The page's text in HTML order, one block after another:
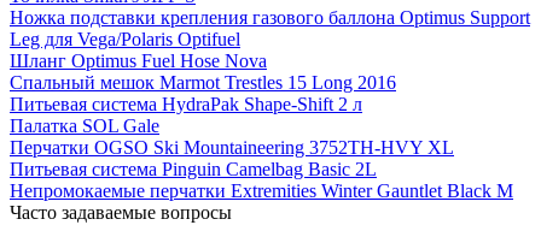
Ножка подставки крепления газового баллона Optimus Support
Leg для Vega/Polaris Optifuel
Шланг Optimus Fuel Hose Nova
Спальный мешок Marmot Trestles 15 Long 2016
Питьевая система HydraPak Shape-Shift 2 л
Палатка SOL Gale
Перчатки OGSO Ski Mountaineering 3752TH-HVY XL
Питьевая система Pinguin Camelbag Basic 2L
Непромокаемые перчатки Extremities Winter Gauntlet Black M
Часто задаваемые вопросы